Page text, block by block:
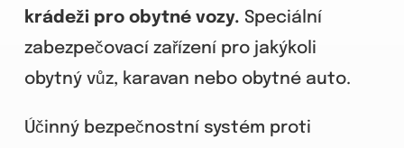
krádeži pro obytné vozy. Speciální
zabezpečovací zařízení pro jakýkoli
obytný vůz, karavan nebo obytné auto.
Účinný bezpečnostní systém proti